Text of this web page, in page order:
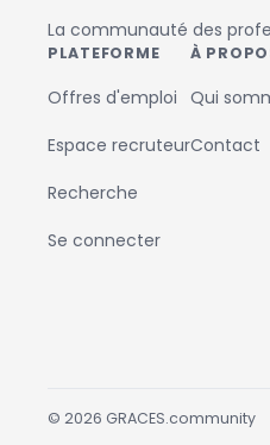
La communauté des
PLATEFORME
Offres d'emploi
Espace recruteur
Recherche
Se connecter
À
Qui
Contact
© 2026 GRACES.community